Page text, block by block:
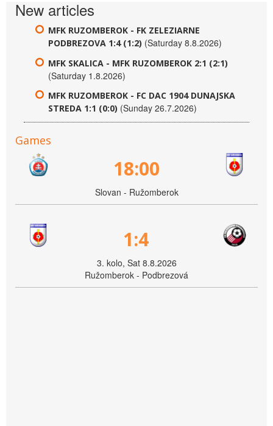
New articles
MFK RUZOMBEROK - FK ZELEZIARNE
PODBREZOVA 1:4 (1:2) (Saturday 8.8.2026)
MFK SKALICA - MFK RUZOMBEROK 2:1 (2:1)
(Saturday 1.8.2026)
MFK RUZOMBEROK - FC DAC 1904 DUNAJSKA
STREDA 1:1 (0:0) (Sunday 26.7.2026)
Games
18:00
Slovan - Ružomberok
1:4
3. kolo, Sat 8.8.2026
Ružomberok - Podbrezová